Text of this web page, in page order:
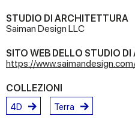
STUDIO DI ARCHITETTURA
Saiman Design LLC
SITO WEB DELLO STUDIO
https://
COLLEZIONI
4D Terra